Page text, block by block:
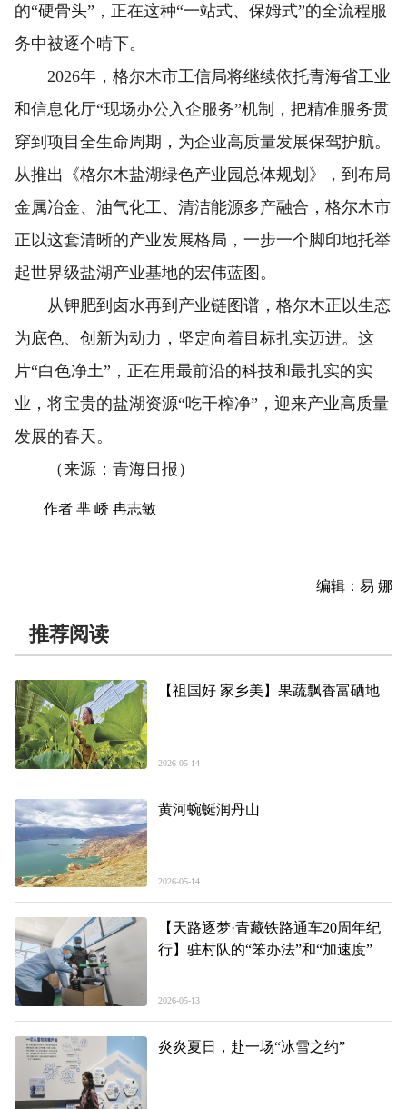
的“硬骨头”，正在这种“一站式、保姆式”的全流程服
务中被逐个啃下。
2026年，格尔木市工信局将继续依托青海省工业
和信息化厅“现场办公入企服务”机制，把精准服务贯
穿到项目全生命周期，为企业高质量发展保驾护航。
从推出《格尔木盐湖绿色产业园总体规划》，到布局
金属冶金、油气化工、清洁能源多产融合，格尔木市
正以这套清晰的产业发展格局，一步一个脚印地托举
起世界级盐湖产业基地的宏伟蓝图。
从钾肥到卤水再到产业链图谱，格尔木正以生态
为底色、创新为动力，坚定向着目标扎实迈进。这
片“白色净土”，正在用最前沿的科技和最扎实的实
业，将宝贵的盐湖资源“吃干榨净”，迎来产业高质量
发展的春天。
（来源：青海日报）
作者 芈 峤 冉志敏
编辑：易 娜
推荐阅读
【祖国好 家乡美】果蔬飘香富硒地
2026-05-14
黄河蜿蜒润丹山
2026-05-14
【天路逐梦·青藏铁路通车20周年纪
行】驻村队的“笨办法”和“加速度”
2026-05-13
炎炎夏日，赴一场“冰雪之约”